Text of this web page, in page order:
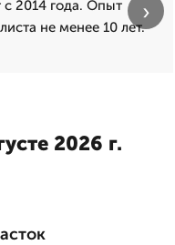
2014 года. Опыт
не менее 10 лет.
›
2026 г.